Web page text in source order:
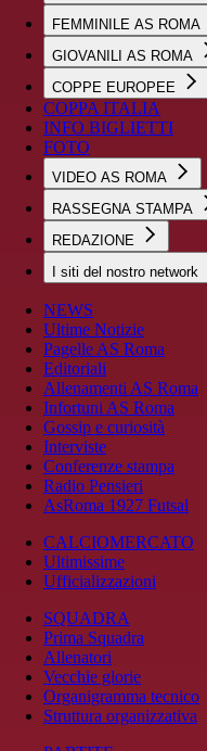
FEMMINILE AS ROMA
GIOVANILI AS ROMA
COPPE EUROPEE
COPPA ITALIA
INFO BIGLIETTI
FOTO
VIDEO AS ROMA
RASSEGNA STAMPA
REDAZIONE
I siti del nostro network
NEWS
Ultime Notizie
Pagelle AS Roma
Editoriali
Allenamenti AS Roma
Infortuni AS Roma
Gossip e curiosità
Interviste
Conferenze stampa
Radio Pensieri
AsRoma 1927 Futsal
CALCIOMERCATO
Ultimissime
Ufficializzazioni
SQUADRA
Prima Squadra
Allenatori
Vecchie glorie
Organigramma tecnico
Struttura organizzativa